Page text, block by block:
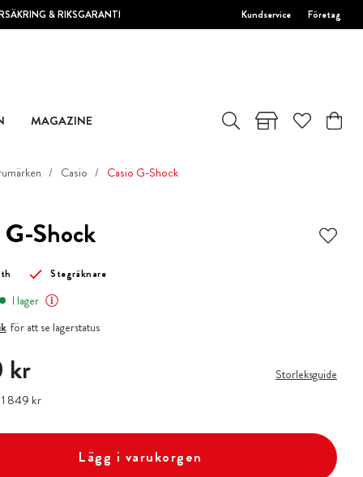
& RIKSGARANTI Kundservice Företag
MAGAZINE
Casio Casio G-Shock
Shock
Stegräknare
I lager
för att se lagerstatus
krkr
Pris:1 849 kr
1 849 kr
Storleksguide
Lägg i varukorgen